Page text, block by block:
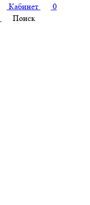
Кабинет
0
Поиск